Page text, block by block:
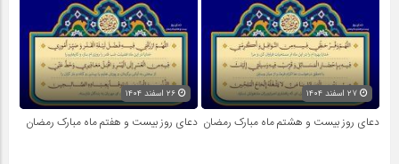
۲۷ اسفند ۱۴۰۴
دعای روز بیست و هشتم ماه مبارک رمضان دعای روز بیست و هفتم ماه مبارک رمضان